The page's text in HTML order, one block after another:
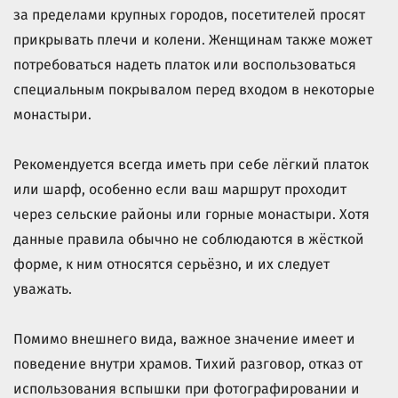
за пределами крупных городов, посетителей просят
прикрывать плечи и колени. Женщинам также может
потребоваться надеть платок или воспользоваться
специальным покрывалом перед входом в некоторые
монастыри.
Рекомендуется всегда иметь при себе лёгкий платок
или шарф, особенно если ваш маршрут проходит
через сельские районы или горные монастыри. Хотя
данные правила обычно не соблюдаются в жёсткой
форме, к ним относятся серьёзно, и их следует
уважать.
Помимо внешнего вида, важное значение имеет и
поведение внутри храмов. Тихий разговор, отказ от
использования вспышки при фотографировании и